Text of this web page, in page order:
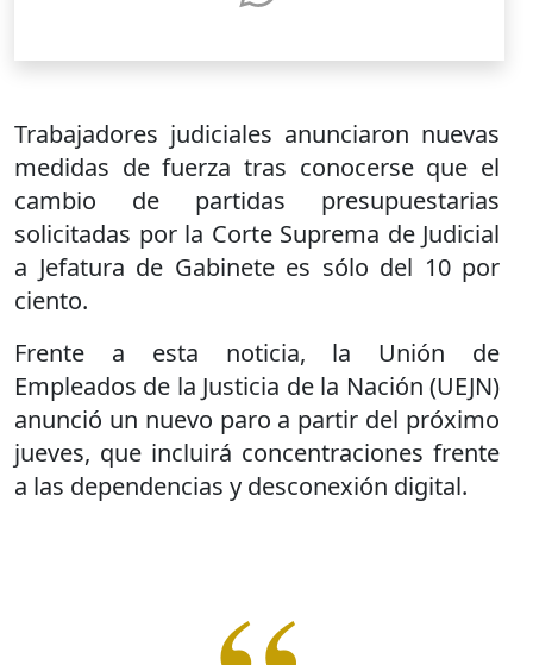
Trabajadores judiciales anunciaron nuevas
medidas de fuerza tras conocerse que el
cambio de partidas presupuestarias
solicitadas por la Corte Suprema de Judicial
a Jefatura de Gabinete es sólo del 10 por
ciento.
Frente a esta noticia, la Unión de
Empleados de la Justicia de la Nación (UEJN)
anunció un nuevo paro a partir del próximo
jueves, que incluirá concentraciones frente
a las dependencias y desconexión digital.